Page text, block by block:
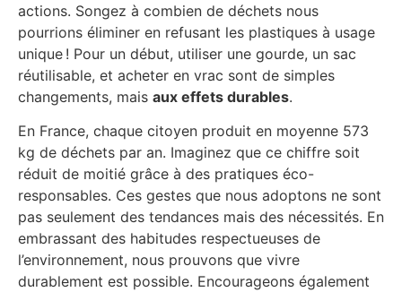
actions. Songez à combien de déchets nous
pourrions éliminer en refusant les plastiques à usage
unique ! Pour un début, utiliser une gourde, un sac
réutilisable, et acheter en vrac sont de simples
changements, mais aux effets durables.
En France, chaque citoyen produit en moyenne 573
kg de déchets par an. Imaginez que ce chiffre soit
réduit de moitié grâce à des pratiques éco-
responsables. Ces gestes que nous adoptons ne sont
pas seulement des tendances mais des nécessités. En
embrassant des habitudes respectueuses de
l’environnement, nous prouvons que vivre
durablement est possible. Encourageons également